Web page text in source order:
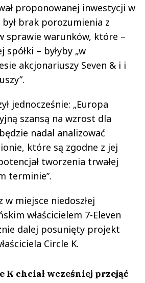
proponowanej inwestycji w
brak porozumienia z
sprawie warunków, które –
spółki – byłyby „w
akcjonariuszy Seven & i i
jednocześnie: „Europa
szansą na wzrost dla
nadal analizować
które są zgodne z jej
tworzenia trwałej
terminie”.
w miejsce niedoszłej
właścicielem 7-Eleven
dalej posunięty projekt
Circle K.
K chciał wcześniej przejąć